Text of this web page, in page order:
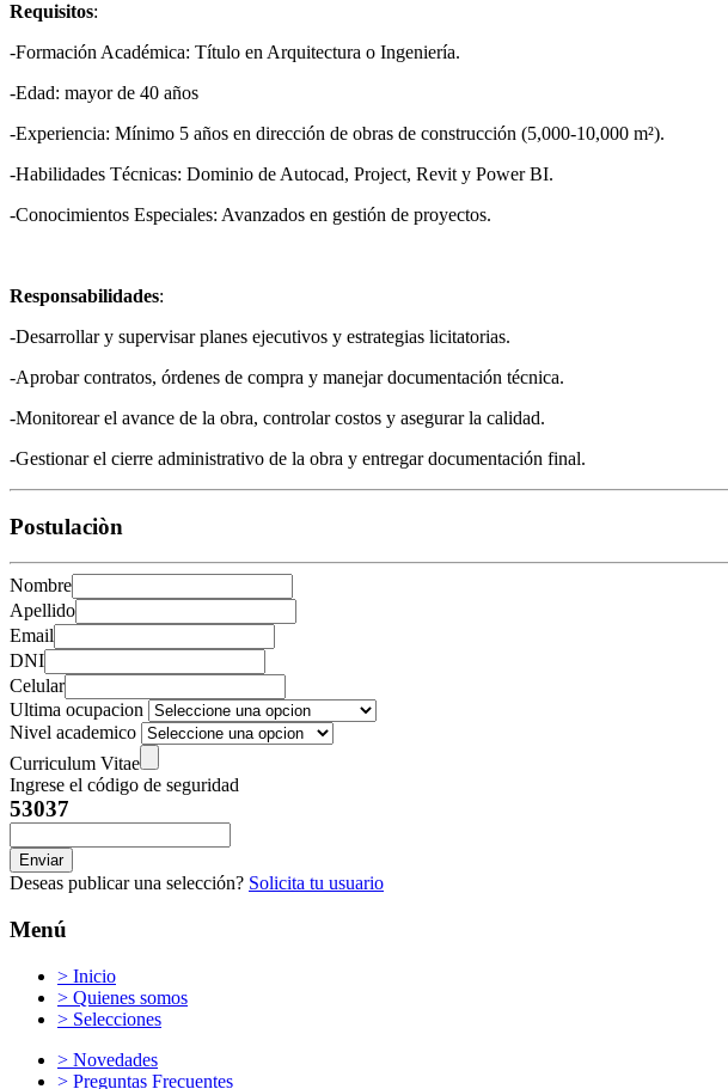
Requisitos:
-Formación Académica: Título en Arquitectura o Ingeniería.
-Edad: mayor de 40 años
-Experiencia: Mínimo 5 años en dirección de obras de construcción (5,000-10,000 m²).
-Habilidades Técnicas: Dominio de Autocad, Project, Revit y Power BI.
-Conocimientos Especiales: Avanzados en gestión de proyectos.
Responsabilidades:
-Desarrollar y supervisar planes ejecutivos y estrategias licitatorias.
-Aprobar contratos, órdenes de compra y manejar documentación técnica.
-Monitorear el avance de la obra, controlar costos y asegurar la calidad.
-Gestionar el cierre administrativo de la obra y entregar documentación final.
Postulaciòn
Nombre
Apellido
Email
DNI
Celular
Ultima ocupacion
Nivel academico
Curriculum Vitae
Ingrese el código de seguridad
53037
Enviar
Deseas publicar una selección? Solicita tu usuario
Menú
> Inicio
> Quienes somos
> Selecciones
> Novedades
> Preguntas Frecuentes